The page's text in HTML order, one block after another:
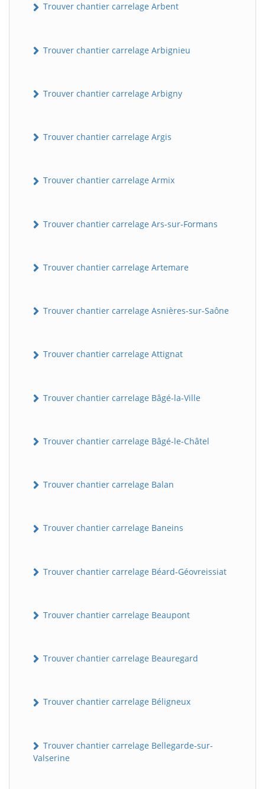
Trouver chantier carrelage Arbent
Trouver chantier carrelage Arbignieu
Trouver chantier carrelage Arbigny
Trouver chantier carrelage Argis
Trouver chantier carrelage Armix
Trouver chantier carrelage Ars-sur-Formans
Trouver chantier carrelage Artemare
Trouver chantier carrelage Asnières-sur-Saône
Trouver chantier carrelage Attignat
Trouver chantier carrelage Bâgé-la-Ville
Trouver chantier carrelage Bâgé-le-Châtel
Trouver chantier carrelage Balan
Trouver chantier carrelage Baneins
Trouver chantier carrelage Béard-Géovreissiat
Trouver chantier carrelage Beaupont
Trouver chantier carrelage Beauregard
Trouver chantier carrelage Béligneux
Trouver chantier carrelage Bellegarde-sur-
Valserine